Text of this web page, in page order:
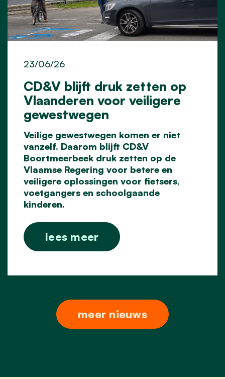
CD&V blijft druk zetten op
Vlaanderen voor veiligere
gewestwegen
23/06/26
Veilige gewestwegen komen er niet
vanzelf. Daarom blijft CD&V
Boortmeerbeek druk zetten op de
Vlaamse Regering voor betere en
veiligere oplossingen voor fietsers,
voetgangers en schoolgaande
kinderen.
lees meer
meer nieuws